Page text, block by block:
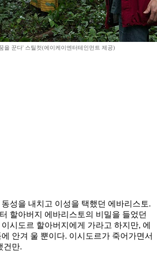
을 꾼다' 스틸컷(에이케이엔터테인먼트 제공)
성을 내치고 이성을 택했던 에바리스토.
할아버지 에바리스토의 비밀을 들었던
시도르 할아버지에게 가라고 하지만, 에
안겨 울 뿐이다. 이시도르가 죽어가면서
건만.